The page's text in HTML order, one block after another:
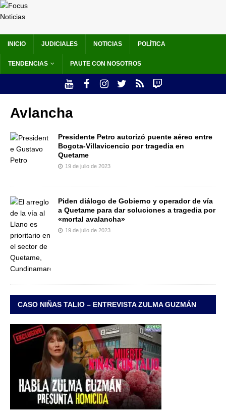
INICIO JUDICIALES NOTICIAS POLÍTICA
TENDENCIAS PAUTE CON NOSOTROS
Avlancha
Presidente Petro autorizó puente aéreo entre
Bogota-Villavicencio por tragedia en
Quetame
19 de julio de 2023
Piden diálogo de Gobierno y operador de vía
a Quetame para dar soluciones a tragedia por
«mortal avalancha»
19 de julio de 2023
CASO NIÑAS TALIO – ENTREVISTA ZULMA GUZMÁN